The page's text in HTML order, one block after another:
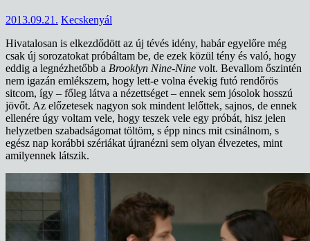
2013.09.21. Kecskenyál
Hivatalosan is elkezdődött az új tévés idény, habár egyelőre még
csak új sorozatokat próbáltam be, de ezek közül tény és való, hogy
eddig a legnézhetőbb a Brooklyn Nine-Nine volt. Bevallom őszintén
nem igazán emlékszem, hogy lett-e volna évekig futó rendőrös
sitcom, így – főleg látva a nézettséget – ennek sem jósolok hosszú
jövőt. Az előzetesek nagyon sok mindent lelőttek, sajnos, de ennek
ellenére úgy voltam vele, hogy teszek vele egy próbát, hisz jelen
helyzetben szabadságomat töltöm, s épp nincs mit csinálnom, s
egész nap korábbi szériákat újranézni sem olyan élvezetes, mint
amilyennek látszik.